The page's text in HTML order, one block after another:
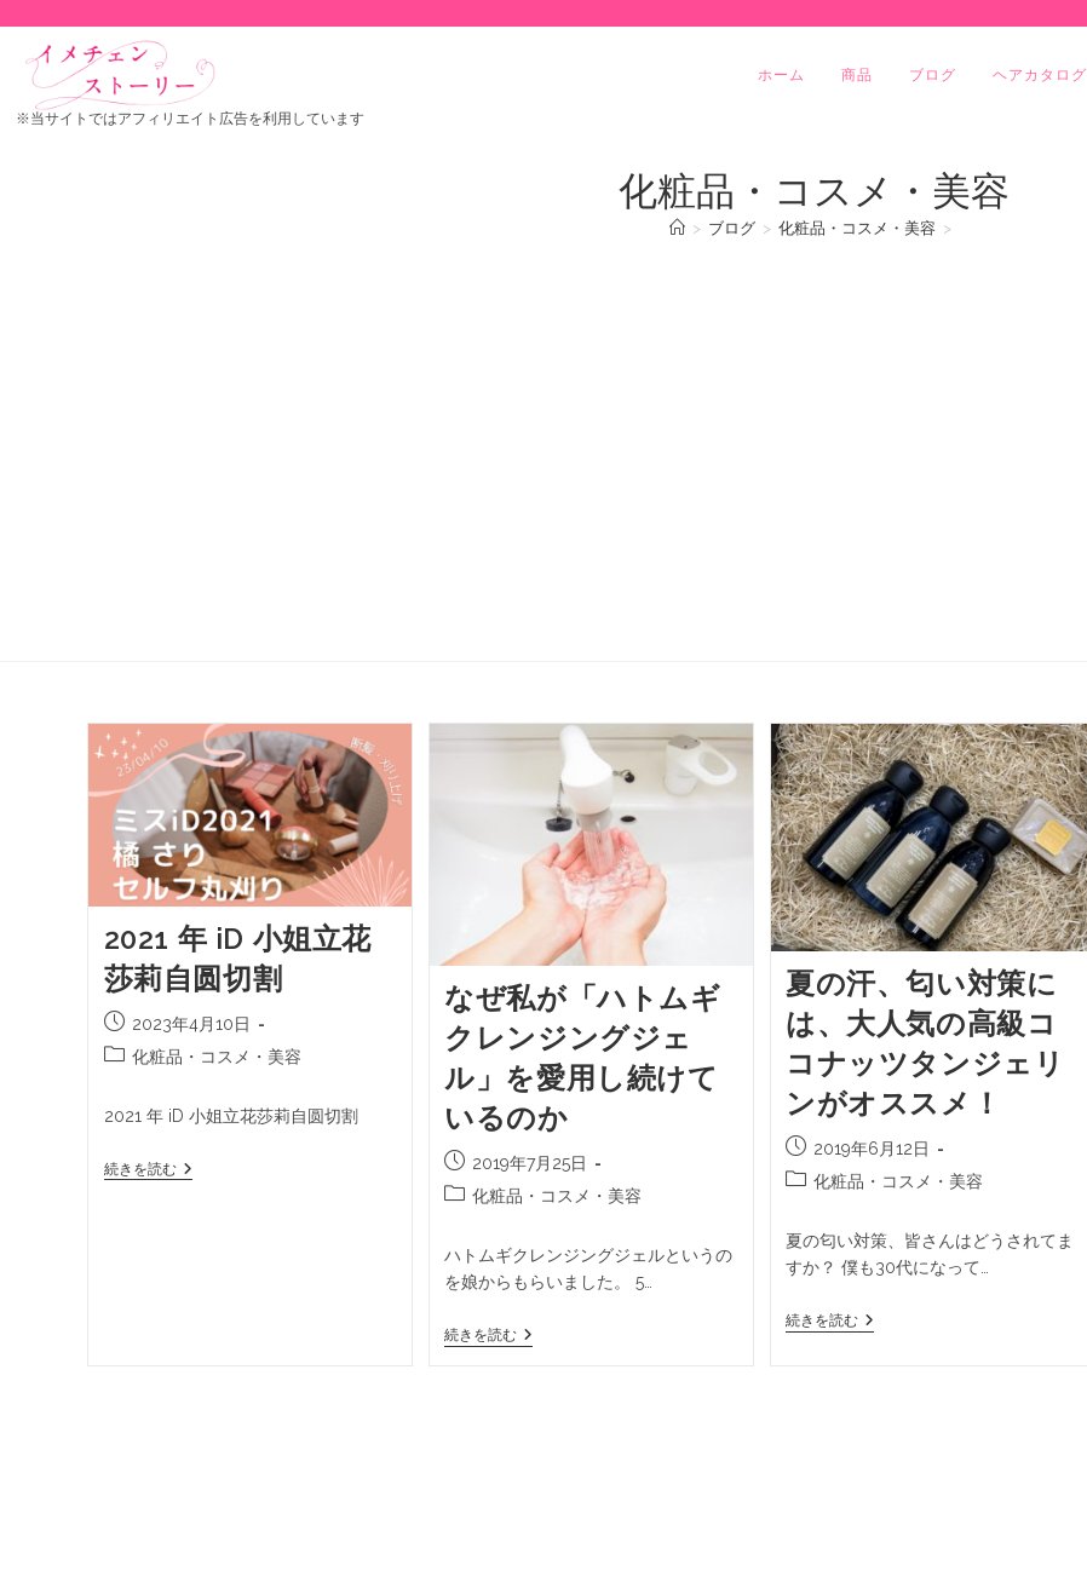
※当サイトではアフィリエイト広告を利用しています
ホーム 商品 ブログ ヘアカタログ
化粧品・コスメ・美容
> ブログ > 化粧品・コスメ・美容 >
2021 年 iD 小姐立花
莎莉自圆切割
2023年4月10日
化粧品・コスメ・美容
2021 年 iD 小姐立花莎莉自圆切割
続きを読む
なぜ私が「ハトムギ
クレンジングジェ
ル」を愛用し続けて
いるのか
2019年7月25日
化粧品・コスメ・美容
ハトムギクレンジングジェルというの
を娘からもらいました。 5…
続きを読む
夏の汗、匂い対策に
は、大人気の高級コ
コナッツタンジェリ
ンがオススメ！
2019年6月12日
化粧品・コスメ・美容
夏の匂い対策、皆さんはどうされてま
すか？ 僕も30代になって…
続きを読む